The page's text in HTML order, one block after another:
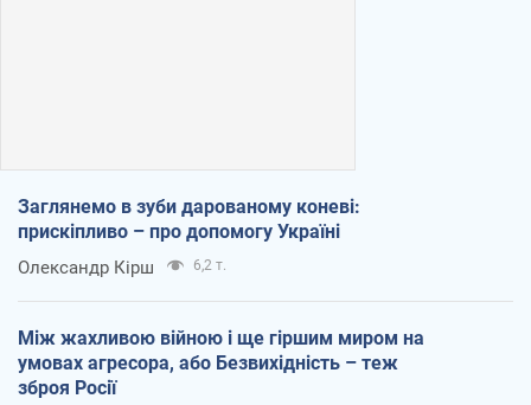
Заглянемо в зуби дарованому коневі:
прискіпливо – про допомогу Україні
Олександр Кірш 6,2 т.
Між жахливою війною і ще гіршим миром на
умовах агресора, або Безвихідність – теж
зброя Росії